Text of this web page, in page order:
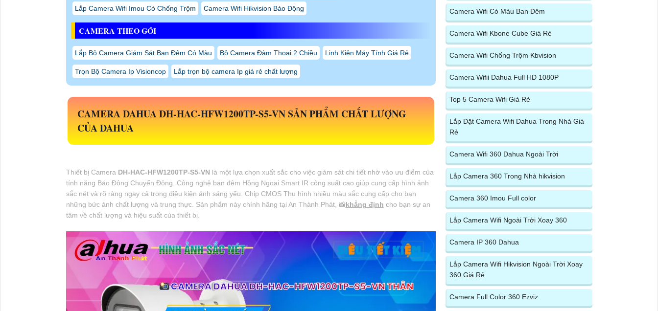
Lắp Camera Wifi Imou Có Chống Trộm Camera Wifi Hikvision Báo Động
CAMERA THEO GÓI
Lắp Bộ Camera Giám Sát Ban Đêm Có Màu Bộ Camera Đàm Thoại 2 Chiều Linh Kiện Máy Tính Giá Rẻ
Trọn Bộ Camera Ip Visioncop Lắp trọn bộ camera Ip giá rẻ chất lượng
CAMERA DAHUADH-HAC-HFW1200TP-S5-VNSẢN PHẨM CHẤT LƯỢNG
CỦA DAHUA
Thiết bị Camera DH-HAC-HFW1200TP-S5-VN là một lựa chọn xuất sắc cho việc giám sát chi tiết nhờ vào ưu điểm của
tính năng Báo Động Chuyển Động. Công nghệ ban đêm Hồng Ngoại Smart IR công suất cao giúp cung cấp hình ảnh
sắc nét và rõ ràng ngay cả trong điều kiện ánh sáng yếu. Chip CMOS Thu hình nhiều màu sắc cung cấp cho bạn
những bức ảnh chất lượng và trung thực. Sản phẩm này chính hãng tại An Thành Phát, 📸khẳng định cho bạn sự an
tâm về chất lượng và hiệu suất của thiết bị.
Camera Wifi Có Màu Ban Đêm
Camera Wifi Kbone Cube Giá Rẻ
Camera Wifi Chống Trộm Kbvision
Camera Wifii Dahua Full HD 1080P
Top 5 Camera Wifi Giá Rẻ
Lắp Đặt Camera Wifi Dahua Trong Nhà Giá
Rẻ
Camera Wifi 360 Dahua Ngoài Trời
Lắp Camera 360 Trong Nhà hikvision
Camera 360 Imou Full color
Lắp Camera Wifi Ngoài Trời Xoay 360
Camera IP 360 Dahua
Lắp Camera Wifi Hikvision Ngoài Trời Xoay
360 Giá Rẻ
Camera Full Color 360 Ezviz